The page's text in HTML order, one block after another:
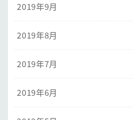
2019年9月
2019年8月
2019年7月
2019年6月